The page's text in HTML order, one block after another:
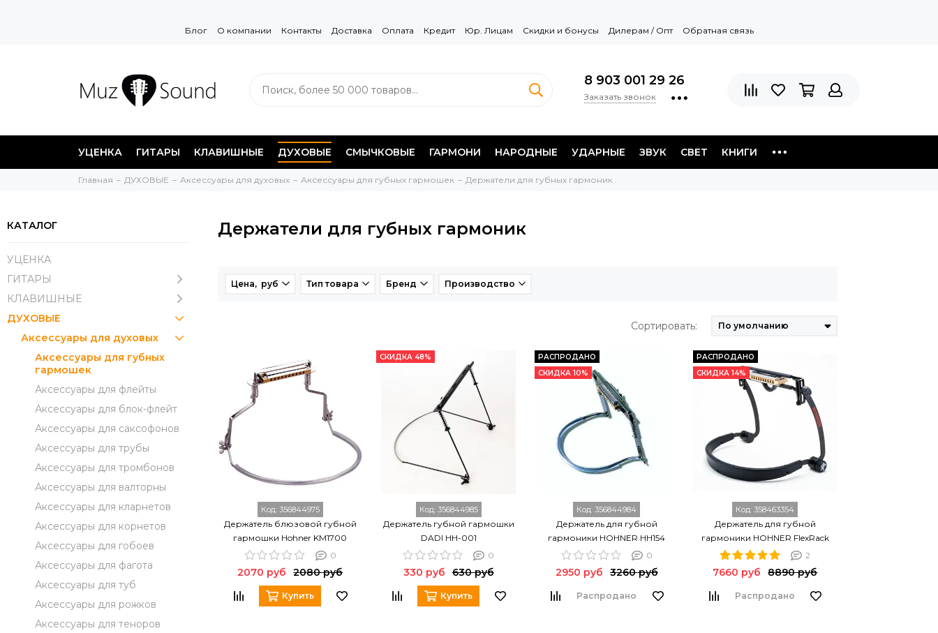
Блог О компании Контакты Доставка Оплата Кредит Юр. Лицам Скидки и бонусы Дилерам / Опт Обратная связь
8 903 001 29 26
Заказать звонок
УЦЕНКА ГИТАРЫ КЛАВИШНЫЕ ДУХОВЫЕ СМЫЧКОВЫЕ ГАРМОНИ НАРОДНЫЕ УДАРНЫЕ ЗВУК СВЕТ КНИГИ
Главная ДУХОВЫЕ Аксессуары для духовых Аксессуары для губных гармошек Держатели для губных гармоник
КАТАЛОГ
УЦЕНКА
ГИТАРЫ
КЛАВИШНЫЕ
ДУХОВЫЕ
Аксессуары для духовых
Аксессуары для губных
гармошек
Аксессуары для флейты
Аксессуары для блок-флейт
Аксессуары для саксофонов
Аксессуары для трубы
Аксессуары для тромбонов
Аксессуары для валторны
Аксессуары для кларнетов
Аксессуары для корнетов
Аксессуары для гобоев
Аксессуары для фагота
Аксессуары для туб
Аксессуары для рожков
Аксессуары для теноров
Держатели для губных гармоник
Цена, руб Тип товара Бренд Производство
Сортировать:
Код: 356844975
Держатель блюзовой губной
гармошки Hohner KM1700
0
2070 руб 2080 руб
Купить
СКИДКА 48%
Код: 356844985
Держатель губной гармошки
DADI HH-001
0
330 руб 630 руб
Купить
РАСПРОДАНО
СКИДКА 10%
Код: 356844984
Держатель для губной
гармоники HOHNER HH154
0
2950 руб 3260 руб
Распродано
РАСПРОДАНО
СКИДКА 14%
Код: 358463354
Держатель для губной
гармоники HOHNER FlexRack
2
7660 руб 8890 руб
Распродано